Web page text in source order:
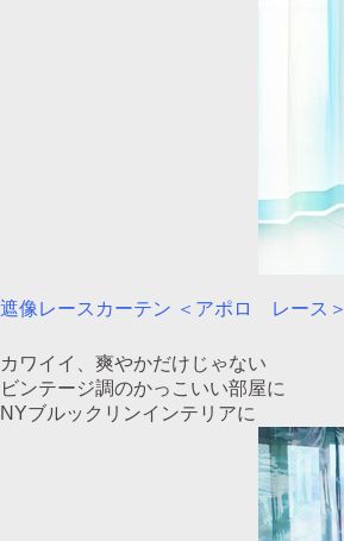
遮像レースカーテン ＜アポロ レース＞
カワイイ、爽やかだけじゃない
ビンテージ調のかっこいい部屋に
NYブルックリンインテリアに